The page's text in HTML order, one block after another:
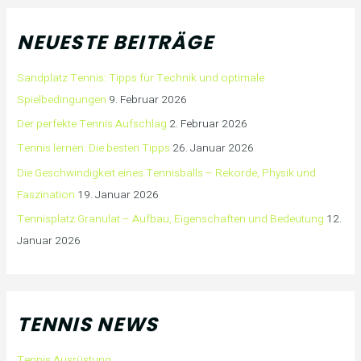
NEUESTE BEITRÄGE
Sandplatz Tennis: Tipps für Technik und optimale
Spielbedingungen 9. Februar 2026
Der perfekte Tennis Aufschlag 2. Februar 2026
Tennis lernen: Die besten Tipps 26. Januar 2026
Die Geschwindigkeit eines Tennisballs – Rekorde, Physik und
Faszination 19. Januar 2026
Tennisplatz Granulat – Aufbau, Eigenschaften und Bedeutung 12.
Januar 2026
TENNIS NEWS